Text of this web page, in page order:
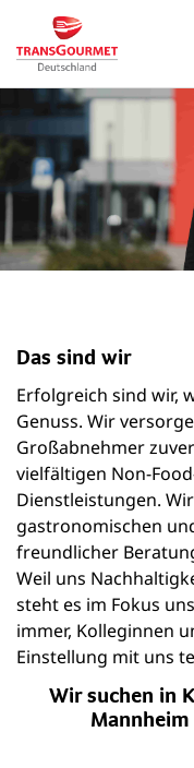
Das sind wir
Erfolgreich sind wir,
Genuss. Wir
Großabnehmer
vielfältigen Non-
Dienstleistungen.
gastronomischen
freundlicher
Weil uns
steht es im Fokus
immer, Kolleginnen
Einstellung mit uns
Wir suchen in